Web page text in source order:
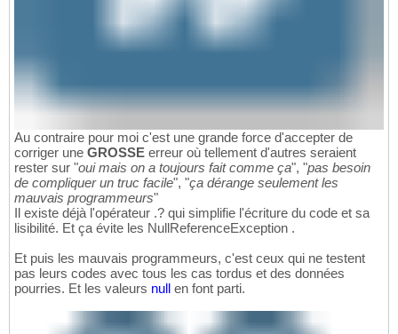
Au contraire pour moi c'est une grande force d'accepter de
corriger une GROSSE erreur où tellement d'autres seraient
rester sur "oui mais on a toujours fait comme ça", "pas besoin
de compliquer un truc facile", "ça dérange seulement les
mauvais programmeurs"
Il existe déjà l'opérateur .? qui simplifie l'écriture du code et sa
lisibilité. Et ça évite les NullReferenceException .
Et puis les mauvais programmeurs, c'est ceux qui ne testent
pas leurs codes avec tous les cas tordus et des données
pourries. Et les valeurs null en font parti.